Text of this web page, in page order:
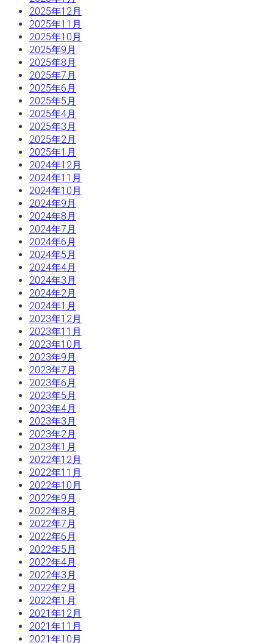
2025年12月
2025年11月
2025年10月
2025年9月
2025年8月
2025年7月
2025年6月
2025年5月
2025年4月
2025年3月
2025年2月
2025年1月
2024年12月
2024年11月
2024年10月
2024年9月
2024年8月
2024年7月
2024年6月
2024年5月
2024年4月
2024年3月
2024年2月
2024年1月
2023年12月
2023年11月
2023年10月
2023年9月
2023年7月
2023年6月
2023年5月
2023年4月
2023年3月
2023年2月
2023年1月
2022年12月
2022年11月
2022年10月
2022年9月
2022年8月
2022年7月
2022年6月
2022年5月
2022年4月
2022年3月
2022年2月
2022年1月
2021年12月
2021年11月
2021年10月